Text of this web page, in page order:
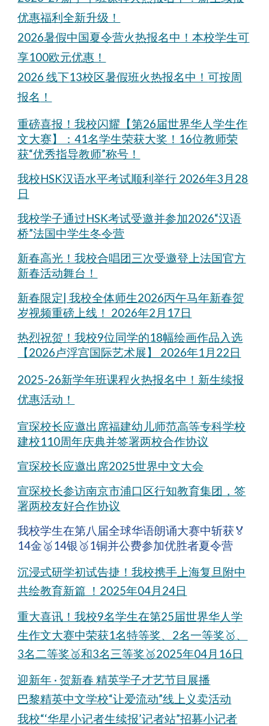
优惠福利全新升级！
2026暑假中国夏令营火热报名中！本校学生可
享100欧元优惠！
2026 线下13校区暑假班火热报名中！可按周
报名 ！
重磅喜报！我校闪耀【第26届世界华人学生作
文大赛】：41名学生荣获大奖！16位教师荣
获“优秀指导教师”称号！
我校HSK汉语水平考试顺利举行 2026年3月28
日
我校学子通过HSK考试受邀并参加2026“汉语
桥”法国中学生冬令营
新春高光！我校合唱团三次受邀登上法国官方
新春活动舞台！
新春限定| 我校全体师生2026丙午马年新春贺
岁视频重磅上线！ 2026年2月17日
热烈祝贺！我校9位同学的18幅绘画作品入选
【2026卢浮宫国际艺术展】 2026年1月22日
2025-26新学年班课程火热报名中！新生续报
优惠活动！
宣琛校长应邀出席福建幼儿师范高等专科学校
建校110周年庆典并签署两校合作协议
宣琛校长应邀出席2025世界中文大会
宣琛校长参访南京市浦口区行知教育集团，签
署两校友好合作协议
我校学生在第八届全球华语朗诵大赛中斩获🏅
14金🥈14银🥉1铜并公费参加优胜者夏令营
沉浸式研学初试告捷！我校携手上海复旦附中
共绘教育新篇 ！2025年04月24日
重大喜讯！我校9名学生在第25届世界华人学
生作文大赛中荣获1名特等奖、2名一等奖🥇、
3名二等奖🥈和3名三等奖🥉2025年04月16日
迎新年 · 贺新春 精英学子才艺节目展播
巴黎精英中文学校“让爱流动”线上义卖活动
我校“‘华星小记者生续报’记者站”招募小记者